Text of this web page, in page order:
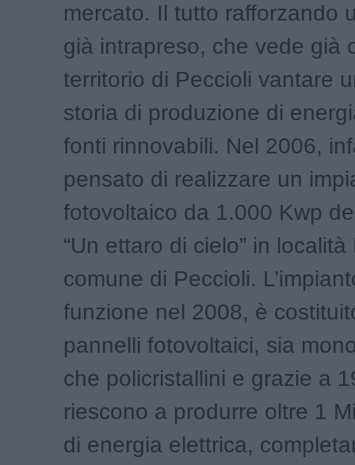
mercato. Il tutto rafforzando
già intrapreso, che vede già
territorio di Peccioli vantare
storia di produzione di
fonti rinnovabili. Nel 2006,
pensato di realizzare un
fotovoltaico da 1.000 Kwp
“Un ettaro di cielo” in
comune di Peccioli.
funzione nel 2008, è
pannelli fotovoltaici, sia
che policristallini e grazie a
riescono a produrre oltre 1
di energia elettrica,